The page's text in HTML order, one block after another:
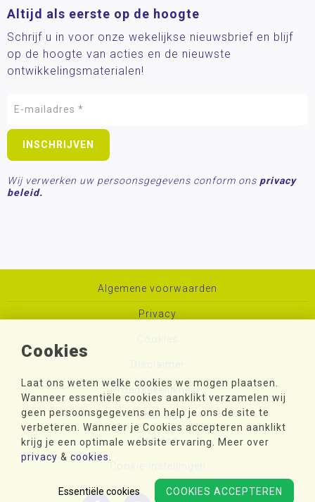
Cookies
Laat ons weten welke cookies we mogen plaatsen.
Wanneer essentiële cookies aanklikt verzamelen wij
geen persoonsgegevens en help je ons de site te
verbeteren. Wanneer je Cookies accepteren aanklikt
krijg je een optimale website ervaring. Meer over
privacy & cookies
COOKIES ACCEPTEREN
Essentiële cookies
Altijd als eerste op de hoogte
Schrijf u in voor onze wekelijkse nieuwsbrief en blijf
op de hoogte van acties en de nieuwste
ontwikkelingsmaterialen!
Wij verwerken uw persoonsgegevens conform ons privacy
beleid.
Algemene voorwaarden
Privacy
Toegankelijkheid
Sitemap
Colofon